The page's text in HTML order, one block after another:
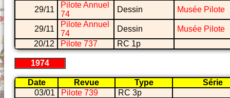
29/11
Pilote Annuel
74
Dessin Musée Pilote
29/11
Pilote Annuel
74
Dessin
Musée Pilote
20/12
Pilote 737 RC 1p
1974
Date Revue Type
Série
03/01
Pilote 739
RC 3p